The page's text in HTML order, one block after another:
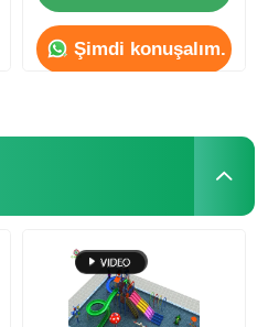
Şimdi konuşalım.